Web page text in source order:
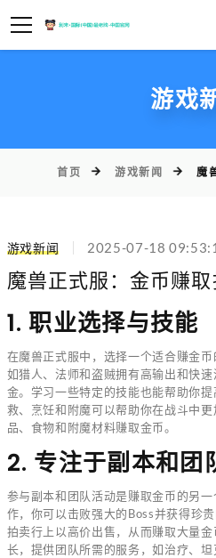
游戏
首页 游戏新闻 魔
游戏新闻 2025-07-18
魔兽正式服：金币赚
1. 职业选择与技能
在魔兽正式服中，选择一个适合赚金
如猎人、法师和盗贼拥有高输出和快
金。学习一些特定的技能也能帮助你
救、烹饪和附魔可以帮助你在战斗中
品、食物和附魔材料赚取金币。
2. 专注于副本和团
参与副本和团队活动是赚取金币的另
作，你可以击败强大的Boss并获得珍
拍卖行上以高价出售，从而赚取大量
长，提供团队所需的服务，如治疗、坦